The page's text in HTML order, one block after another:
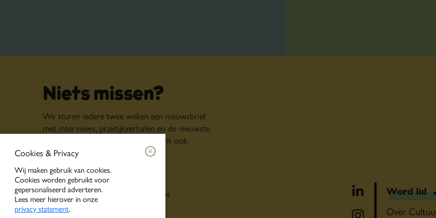
Cookies & Privacy
Wij maken gebruik van cookies.
Cookies worden gebruikt voor
gepersonaliseerd adverteren.
Lees meer hierover in onze
privacy statement.
Niets missen?
We sturen iedere twee weken een nieuwsbrief
met interviews, praktijkverhalen en de nieuwste
vacatures. Schrijf je in, dan krijg jij ‘m ook.
Inschrijven voor
Algemene nieuwsbrief
Persoonlijke tips o.b.v. jouw interesses
Event alerts
Word lid
Over